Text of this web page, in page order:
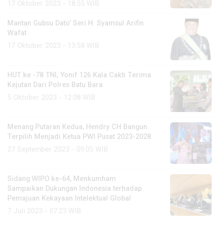
Mantan Gubsu Dato’ Seri H. Syamsul Arifin
Wafat
HUT ke -78 TNI, Yonif 126 Kala Cakti Terima
Kejutan Dari Polres Batu Bara
Menang Putaran Kedua, Hendry CH Bangun
Terpilih Menjadi Ketua PWI Pusat 2023-2028
Sidang WIPO ke-64, Menkumham
Sampaikan Dukungan Indonesia terhadap
Pemajuan Kekayaan Intelektual Global